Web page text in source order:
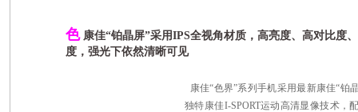
色康佳“铂晶屏”采用IPS全视角材质，高亮度、高对比度
度，强光下依然清晰可见
康佳“色界”系列手机采用最新康佳“铂
独特康佳I-SPORT运动高清显像技术，